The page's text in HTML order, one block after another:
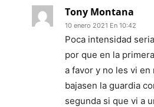
Tony Montana
10 enero 2021 En 10:42
Poca intensidad
por que en la
a favor y no les vi
bajasen la guardia
segunda si que vi a